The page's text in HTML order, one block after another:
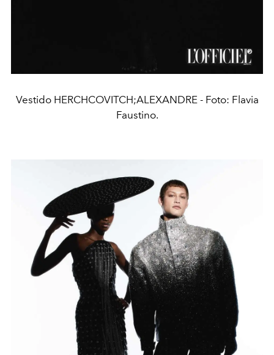
Vestido HERCHCOVITCH;ALEXANDRE - Foto: Flavia
Faustino.